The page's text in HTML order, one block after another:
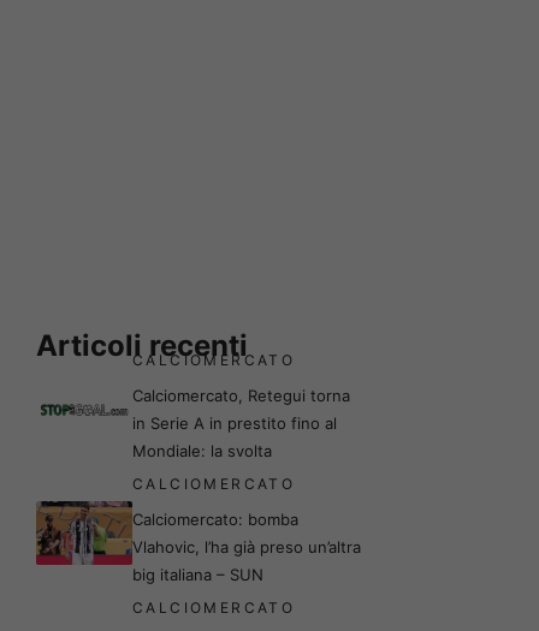
Articoli recenti
CALCIOMERCATO
Calciomercato, Retegui torna
in Serie A in prestito fino al
Mondiale: la svolta
CALCIOMERCATO
Calciomercato: bomba
Vlahovic, l’ha già preso un’altra
big italiana – SUN
CALCIOMERCATO